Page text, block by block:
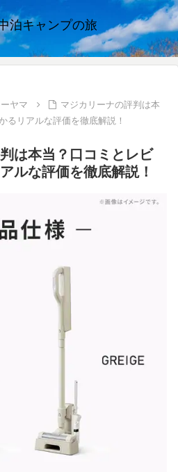
泊キャンプの旅
ヤマ
マジカリーナの評判は本
るリアルな評価を徹底解説！
は本当？口コミとレビ
ルな評価を徹底解説！